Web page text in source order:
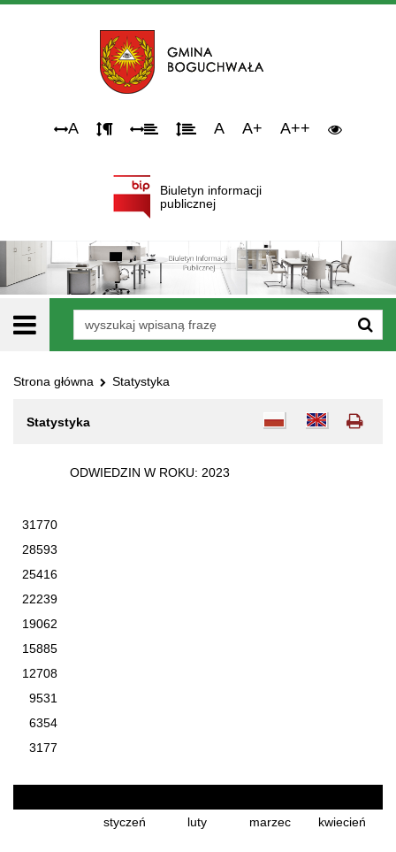
Narzędzia
dostępności
A A A+ A++
Biuletyn informacji
publicznej
Wyszukiwarka
tutaj:
Strona główna Statystyka
Statystyka
ODWIEDZIN W ROKU: 2023
31770
28593
25416
22239
19062
15885
12708
9531
6354
3177
styczeń luty marzec kwiecień